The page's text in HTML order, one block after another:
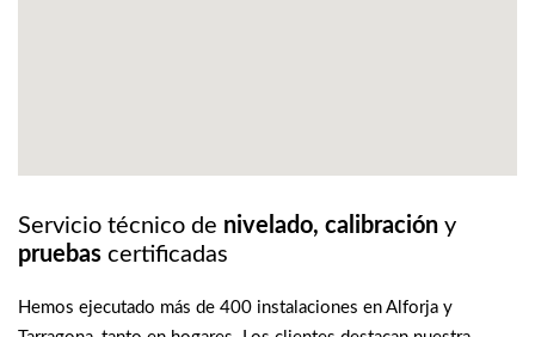
Servicio técnico de nivelado, calibración y
pruebas certificadas
Hemos ejecutado más de 400 instalaciones en Alforja y